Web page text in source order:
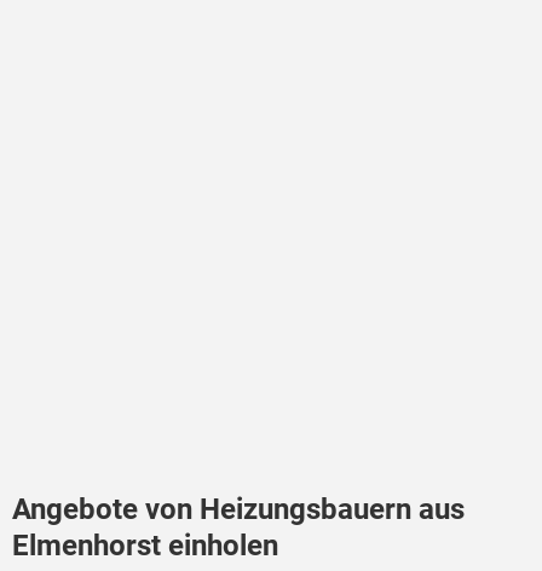
Angebote von Heizungsbauern aus
Elmenhorst einholen